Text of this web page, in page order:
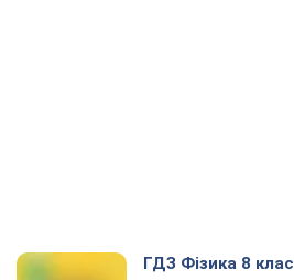
ГДЗ Фізика 8 клас